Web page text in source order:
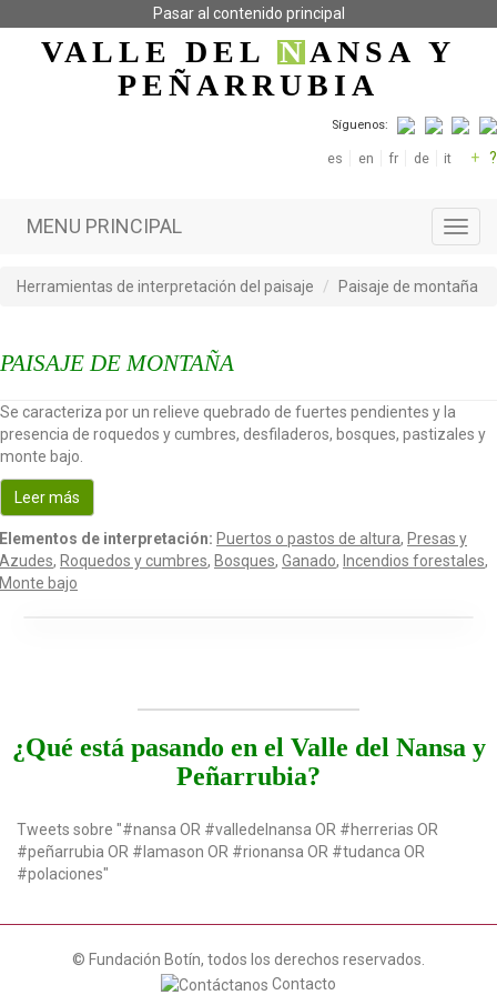
Pasar al contenido principal
VALLE DELNANSA Y
PEÑARRUBIA
Síguenos:
es en fr de it + ?
MENU PRINCIPAL
Herramientas de interpretación del paisaje Paisaje de montaña
PAISAJE DE MONTAÑA
Se caracteriza por un relieve quebrado de fuertes pendientes y la
presencia de roquedos y cumbres, desfiladeros, bosques, pastizales y
monte bajo.
Leer más
Elementos de interpretación: Puertos o pastos de altura, Presas y
Azudes, Roquedos y cumbres, Bosques, Ganado, Incendios forestales,
Monte bajo
¿Qué está pasando en el Valle del Nansa y
Peñarrubia?
Tweets sobre "#nansa OR #valledelnansa OR #herrerias OR
#peñarrubia OR #lamason OR #rionansa OR #tudanca OR
#polaciones"
© Fundación Botín, todos los derechos reservados.
Contacto